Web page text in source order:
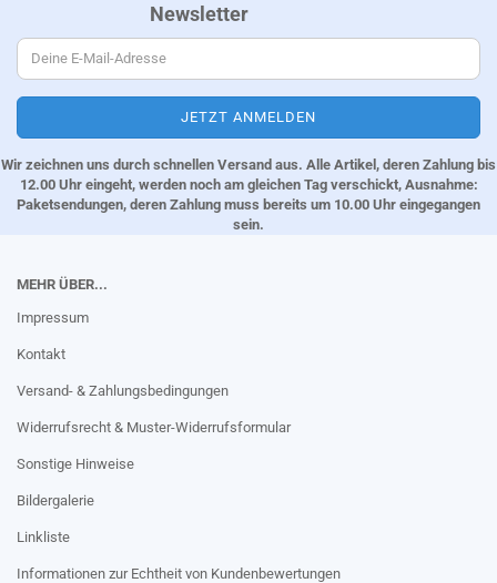
Newsletter
Wir zeichnen uns durch schnellen Versand aus. Alle Artikel, deren Zahlung bis
12.00 Uhr eingeht, werden noch am gleichen Tag verschickt, Ausnahme:
Paketsendungen, deren Zahlung muss bereits um 10.00 Uhr eingegangen
sein.
MEHR ÜBER...
Impressum
Kontakt
Versand- & Zahlungsbedingungen
Widerrufsrecht & Muster-Widerrufsformular
Sonstige Hinweise
Bildergalerie
Linkliste
Informationen zur Echtheit von Kundenbewertungen